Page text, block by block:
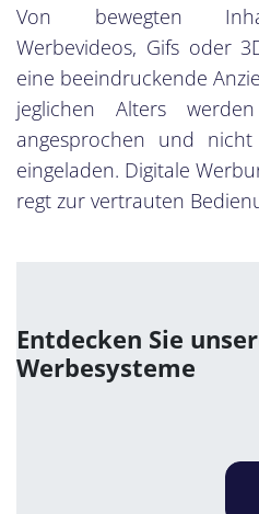
Von bewegten
Werbevideos, Gifs oder
eine beeindruckende
jeglichen Alters
angesprochen und
eingeladen. Digitale
regt zur vertrauten
Entdecken Sie
Werbesysteme